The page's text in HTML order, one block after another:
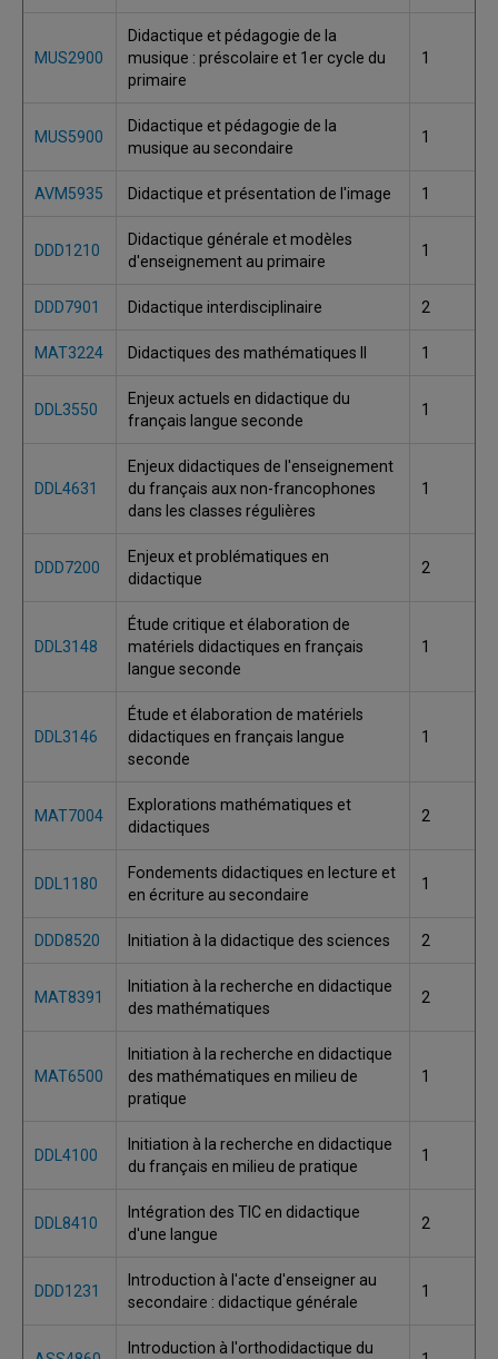
MUS2900
Didactique et pédagogie de la
musique : préscolaire et 1er cycle du
primaire
1
MUS5900
Didactique et pédagogie de la
musique au secondaire
1
AVM5935 Didactique et présentation de l'image 1
DDD1210
Didactique générale et modèles
d'enseignement au primaire
1
DDD7901 Didactique interdisciplinaire 2
MAT3224 Didactiques des mathématiques II 1
DDL3550
Enjeux actuels en didactique du
français langue seconde
1
DDL4631
Enjeux didactiques de l'enseignement
du français aux non-francophones
dans les classes régulières
1
DDD7200
Enjeux et problématiques en
didactique
2
DDL3148
Étude critique et élaboration de
matériels didactiques en français
langue seconde
1
DDL3146
Étude et élaboration de matériels
didactiques en français langue
seconde
1
MAT7004
Explorations mathématiques et
didactiques
2
DDL1180
Fondements didactiques en lecture et
en écriture au secondaire
1
DDD8520 Initiation à la didactique des sciences 2
MAT8391
Initiation à la recherche en didactique
des mathématiques
2
MAT6500
Initiation à la recherche en didactique
des mathématiques en milieu de
pratique
1
DDL4100
Initiation à la recherche en didactique
du français en milieu de pratique
1
DDL8410
Intégration des TIC en didactique
d'une langue
2
DDD1231
Introduction à l'acte d'enseigner au
secondaire : didactique générale
1
Introduction à l'orthodidactique du